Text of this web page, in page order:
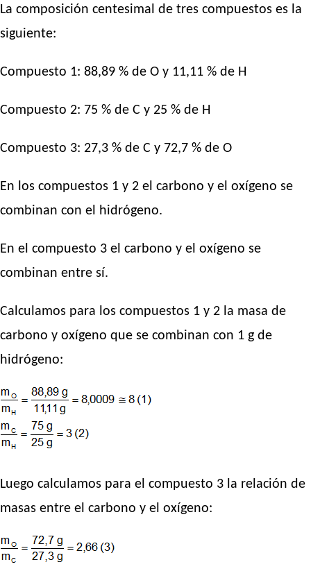
La composición centesimal de tres compuestos es la
siguiente:
Compuesto 1: 88,89 % de O y 11,11 % de H
Compuesto 2: 75 % de C y 25 % de H
Compuesto 3: 27,3 % de C y 72,7 % de O
En los compuestos 1 y 2 el carbono y el oxígeno se
combinan con el hidrógeno.
En el compuesto 3 el carbono y el oxígeno se
combinan entre sí.
Calculamos para los compuestos 1 y 2 la masa de
carbono y oxígeno que se combinan con 1 g de
hidrógeno:
Luego calculamos para el compuesto 3 la relación de
masas entre el carbono y el oxígeno: